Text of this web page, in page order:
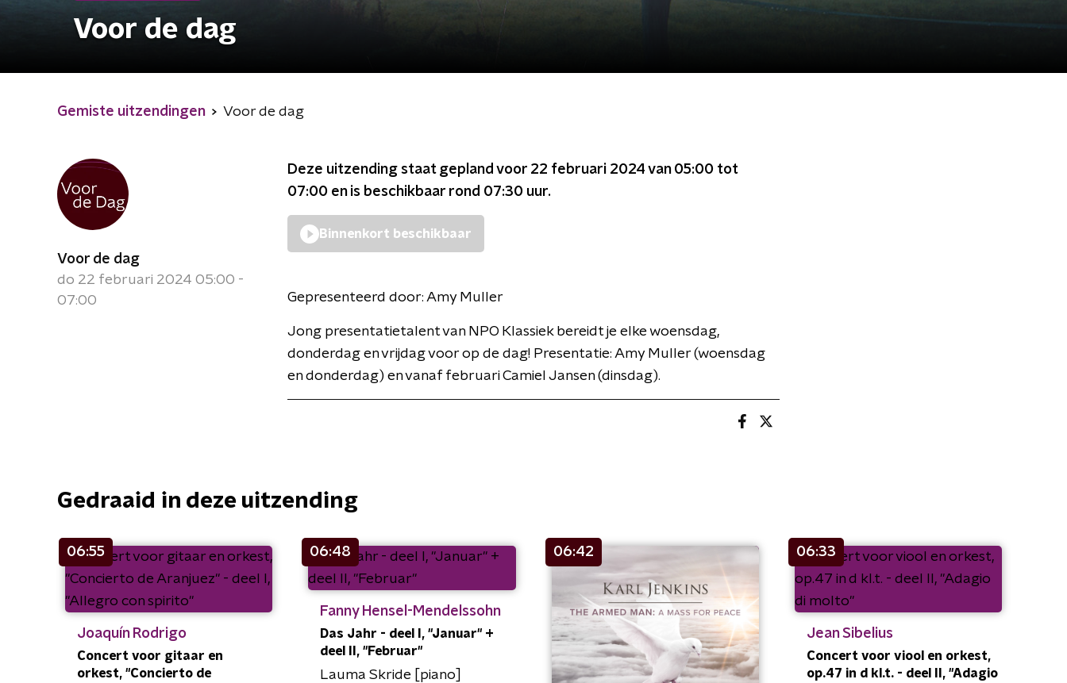
Voor de dag
Gemiste uitzendingen Voor de dag
Voor de dag
do 22 februari 2024 05:00 -
07:00
Deze uitzending staat gepland voor 22 februari 2024 van 05:00 tot
07:00 en is beschikbaar rond 07:30 uur.
Binnenkort beschikbaar
Gepresenteerd door: Amy Muller
Jong presentatietalent van NPO Klassiek bereidt je elke woensdag,
donderdag en vrijdag voor op de dag! Presentatie: Amy Muller (woensdag
en donderdag) en vanaf februari Camiel Jansen (dinsdag).
Gedraaid in deze uitzending
06:55
Joaquín Rodrigo
Concert voor gitaar en
orkest, "Concierto de
06:48
Fanny Hensel-Mendelssohn
Das Jahr - deel I, "Januar" +
deel II, "Februar"
Lauma Skride [piano]
06:42 06:33
Jean Sibelius
Concert voor viool en orkest,
op.47 in d kl.t. - deel II, "Adagio